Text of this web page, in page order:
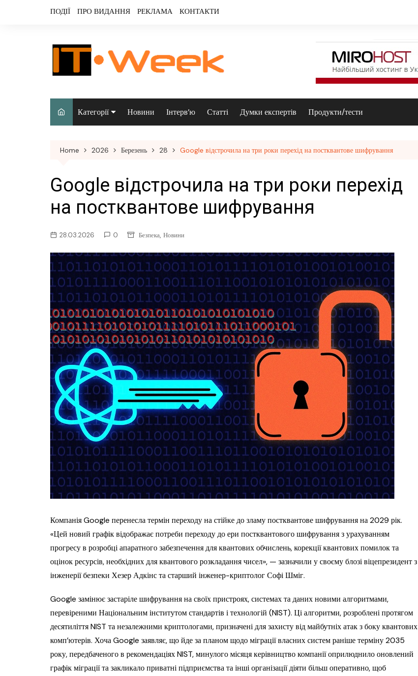
ПОДІЇ ПРО ВИДАННЯ РЕКЛАМА КОНТАКТИ
Категорії
Аудіо & відео
Безпека
Інфраструктура/
датацентри
Майбутнє
Мобільні пристрої/ПК
Наука
Периферія
Софт
Телеком
Технології
Фінтех
Новини Інтерв’ю Статті Думки експертів Продукти/тести
Home 2026 Березень 28 Google відстрочила на три роки перехід на постквантове шифрування
Google відстрочила на три роки перехід
на постквантове шифрування
28.03.2026 0 Безпека, Новини
Компанія Google перенесла термін переходу на стійке до зламу постквантове шифрування на 2029 рік.
«Цей новий графік відображає потреби переходу до ери постквантового шифрування з урахуванням
прогресу в розробці апаратного забезпечення для квантових обчислень, корекції квантових помилок та
оцінок ресурсів, необхідних для квантового розкладання чисел», — зазначили у своєму блозі віцепрезидент з
інженерії безпеки Хезер Адкінс та старший інженер-криптолог Софі Шміг.
Google замінює застаріле шифрування на своїх пристроях, системах та даних новими алгоритмами,
перевіреними Національним інститутом стандартів і технологій (NIST). Ці алгоритми, розроблені протягом
десятиліття NIST та незалежними криптологами, призначені для захисту від майбутніх атак з боку квантових
комп’ютерів. Хоча Google заявляє, що йде за планом щодо міграції власних систем раніше терміну 2035
року, передбаченого в рекомендаціях NIST, минулого місяця керівництво компанії оприлюднило оновлений
графік міграції та закликало приватні підприємства та інші організації діяти більш оперативно, щоб